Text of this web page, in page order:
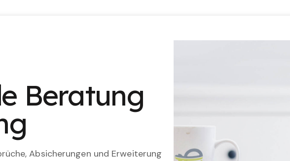
Beratung
Absicherungen und Erweiterung